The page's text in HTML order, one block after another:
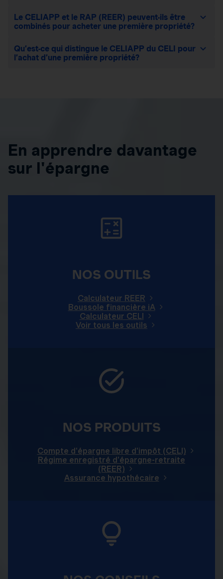
Le CELIAPP et le RAP (REER) peuvent-ils être
combinés pour acheter une première propriété?
Qu’est-ce qui distingue le CELIAPP du CELI pour
l’achat d’une première propriété?
En apprendre davantage
sur l'épargne
NOS OUTILS
Calculateur REER
Boussole financière iA
Calculateur CELI
Voir tous les outils
NOS PRODUITS
Compte d'épargne libre d'impôt (CELI)
Régime enregistré d'épargne-retraite
(REER)
Assurance hypothécaire